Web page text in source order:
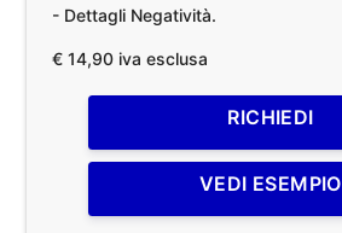
- Dettagli Negatività.
€ 14,90 iva esclusa
RICHIEDI
VEDI ESEMPIO